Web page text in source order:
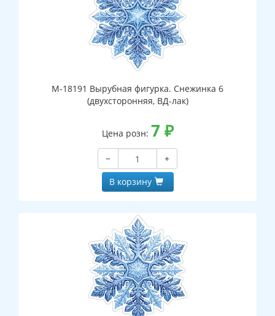
М-18191 Вырубная фигурка. Снежинка 6
(двухсторонняя, ВД-лак)
Цена розн: 7 ₽
−
+
В корзину